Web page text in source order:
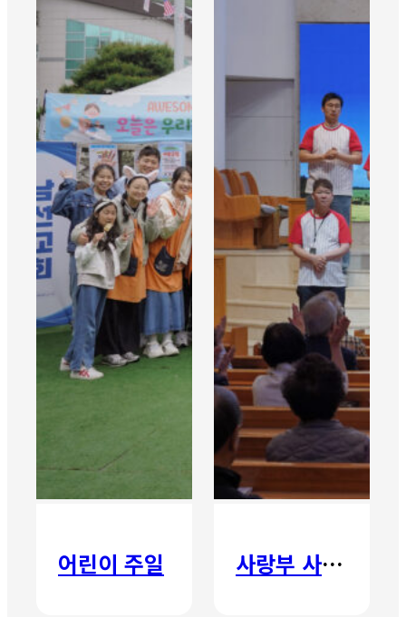
어린이 주일 사랑부 사랑주일